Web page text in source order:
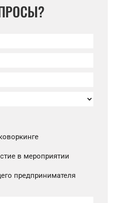
в мероприятии
предпринимателя